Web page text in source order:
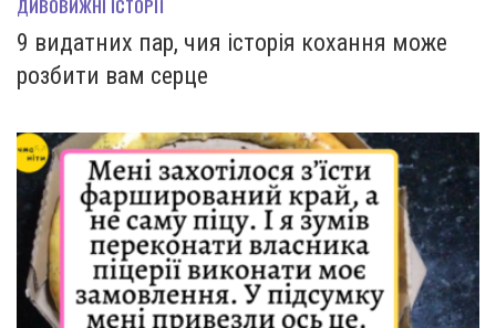
ДИВОВИЖНІ ІСТОРІЇ
9 видатних пар, чия історія кохання може
розбити вам серце